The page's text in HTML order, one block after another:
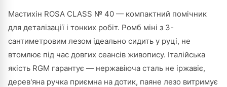
Мастихін ROSA CLASS № 40 — компактний помічник
для деталізації і тонких робіт. Ромб міні з 3-
сантиметровим лезом ідеально сидить у руці, не
втомлює під час довгих сеансів живопису. Італійська
якість RGM гарантує — нержавіюча сталь не іржавіє,
дерев'яна ручка приємна на дотик, паяне лезо витримує